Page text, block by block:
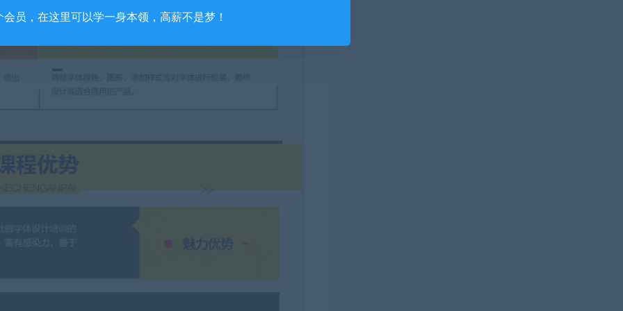
会员，在这里可以学一身本领，高薪不是梦！